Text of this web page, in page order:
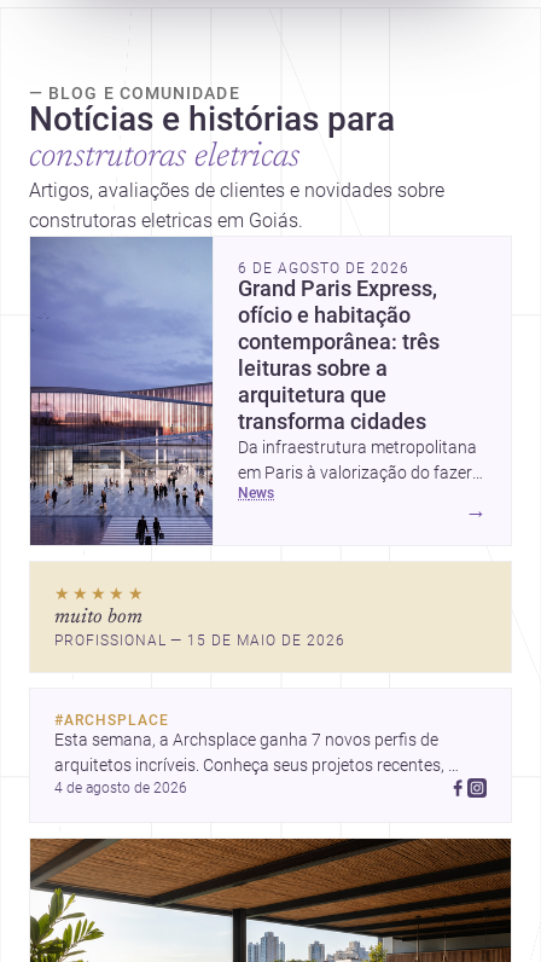
— BLOG E COMUNIDADE
Notícias e histórias para
construtoras eletricas
Artigos, avaliações de clientes e novidades sobre
construtoras eletricas em Goiás.
6 DE AGOSTO DE 2026
Grand Paris Express,
ofício e habitação
contemporânea: três
leituras sobre a
arquitetura que
transforma cidades
Da infraestrutura metropolitana
em Paris à valorização do fazer
artesanal e à casa elevada da
inspirador para profissionais que
pensam cidade, construção e
news
→
★★★★★
muito bom
PROFISSIONAL — 15 DE MAIO DE 2026
#ARCHSPLACE
Esta semana, a Archsplace ganha 7 novos perfis de
arquitetos incríveis. Conheça seus projetos recentes,
inspire-se com seus trabalhos e descubra talentos que
4 de agosto de 2026